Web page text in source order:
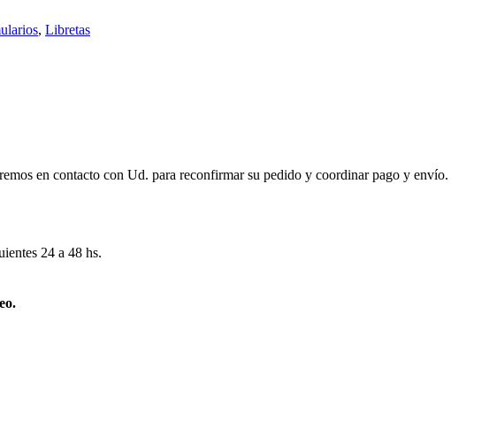
, Libretas
en contacto con Ud. para reconfirmar su pedido y coordinar pago y envío.
24 a 48 hs.